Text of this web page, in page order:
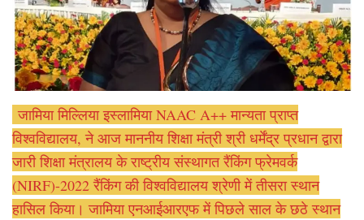
जामिया मिल्लिया इस्लामिया NAAC A++ मान्यता प्राप्त
विश्वविद्यालय, ने आज माननीय शिक्षा मंत्री श्री धर्मेंद्र प्रधान द्वारा
जारी शिक्षा मंत्रालय के राष्ट्रीय संस्थागत रैंकिंग फ्रेमवर्क
(NIRF)-2022 रैंकिंग की विश्वविद्यालय श्रेणी में तीसरा स्थान
हासिल किया। जामिया एनआईआरएफ में पिछले साल के छठे स्थान